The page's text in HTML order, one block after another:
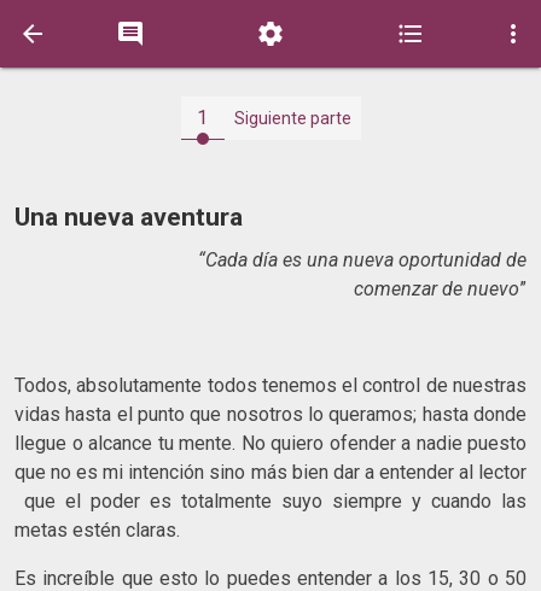
    
1 Siguiente parte
Una nueva aventura
“Cada día es una nueva oportunidad de
comenzar de nuevo”
Todos, absolutamente todos tenemos el control de nuestras
vidas hasta el punto que nosotros lo queramos; hasta donde
llegue o alcance tu mente. No quiero ofender a nadie puesto
que no es mi intención sino más bien dar a entender al lector
que el poder es totalmente suyo siempre y cuando las
metas estén claras.
Es increíble que esto lo puedes entender a los 15, 30 o 50